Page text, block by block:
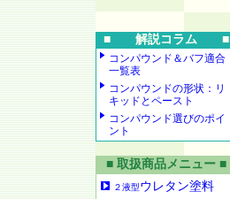
■ 解説コラム ■
コンパウンド＆バフ適合
一覧表
コンパウンドの形状：リ
キッドとペースト
コンパウンド選びのポイ
ント
■ 取扱商品メニュー ■
２液型ウレタン塗料